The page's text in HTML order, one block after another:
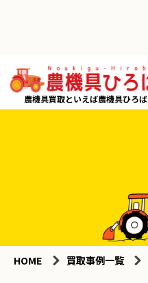
農機具買取といえば農機具ひろば
HOME 買取事例一覧